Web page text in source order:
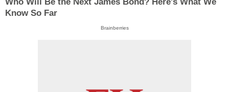
Know So Far
Brainberries